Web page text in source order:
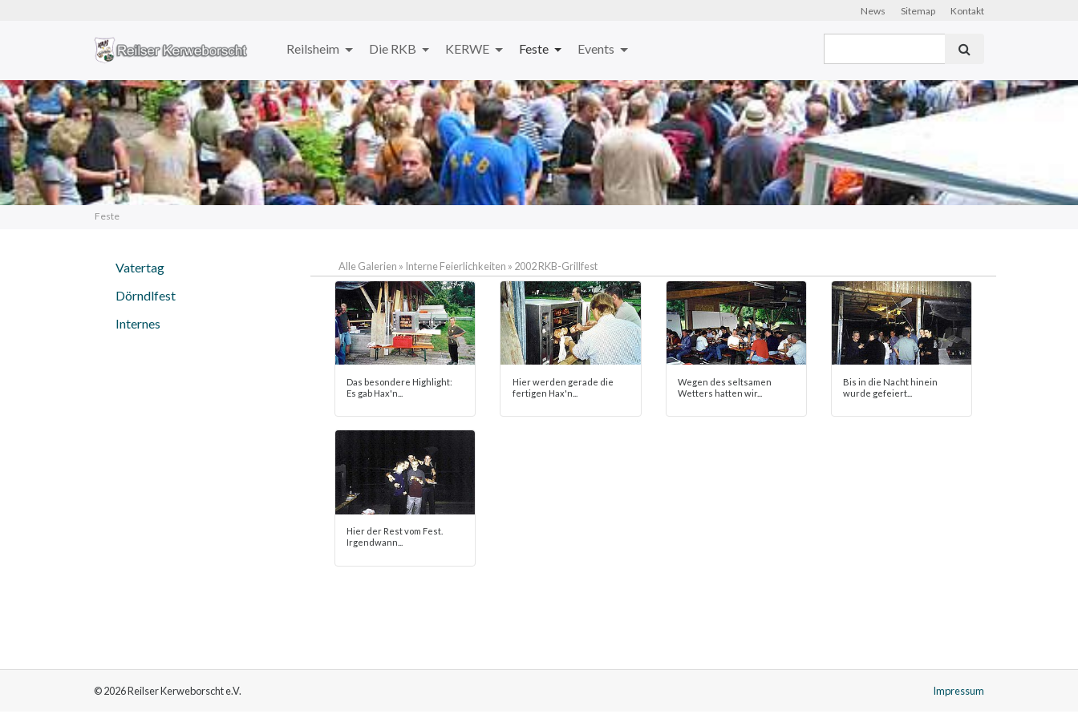
Zum
Inhalt
springen
News Sitemap Kontakt
Reilsheim Die RKB KERWE Feste Events
Feste
Vatertag
Dörndlfest
Internes
Alle Galerien » Interne Feierlichkeiten » 2002 RKB-Grillfest
Das besondere Highlight:
Es gab Hax'n...
Hier werden gerade die
fertigen Hax'n...
Wegen des seltsamen
Wetters hatten wir...
Bis in die Nacht hinein
wurde gefeiert...
Hier der Rest vom Fest.
Irgendwann...
© 2026 Reilser Kerweborscht e.V. Impressum